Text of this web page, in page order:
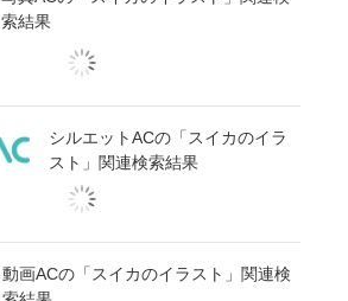
索結果
シルエットACの「スイカのイラ
スト」関連検索結果
動画ACの「スイカのイラスト」関連検